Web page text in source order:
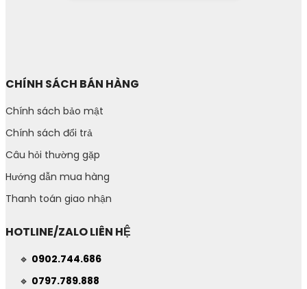
CHÍNH SÁCH BÁN HÀNG
Chính sách bảo mật
Chính sách đổi trả
Câu hỏi thường gặp
Hướng dẫn mua hàng
Thanh toán giao nhận
HOTLINE/ZALO LIÊN HỆ
🔹 0902.744.686
🔹 0797.789.888